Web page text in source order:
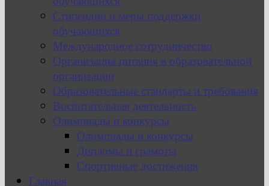
Стипендии и меры поддержки
обучающихся
Международное сотрудничество
Организация питания в образовательной
организации
Образовательные стандарты и требования
Воспитательная деятельность
Олимпиады и конкурсы
Олимпиады и конкурсы
Дипломы и грамоты
Спортивные достижения
Главная